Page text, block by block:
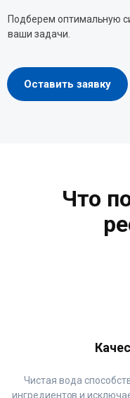
Подберем оптимальную
ваши задачи.
Оставить заявку
Что
Чистая вода
ингредиентов и